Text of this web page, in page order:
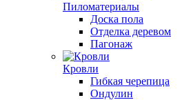
Пиломатериалы
Доска пола
Отделка деревом
Пагонаж
Кровли
Гибкая черепица
Ондулин